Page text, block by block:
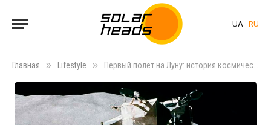
UA RU
Главная » Lifestyle » Первый полет на Луну: история космического путешествия